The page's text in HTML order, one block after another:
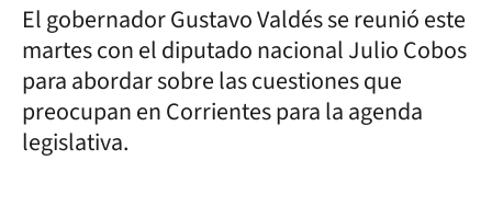
El gobernador Gustavo Valdés se reunió este
martes con el diputado nacional Julio Cobos
para abordar sobre las cuestiones que
preocupan en Corrientes para la agenda
legislativa.